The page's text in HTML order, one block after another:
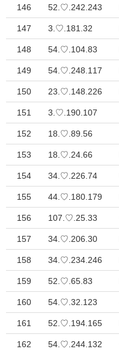
146 52.♡.242.243
147 3.♡.181.32
148 54.♡.104.83
149 54.♡.248.117
150 23.♡.148.226
151 3.♡.190.107
152 18.♡.89.56
153 18.♡.24.66
154 34.♡.226.74
155 44.♡.180.179
156 107.♡.25.33
157 34.♡.206.30
158 34.♡.234.246
159 52.♡.65.83
160 54.♡.32.123
161 52.♡.194.165
162 54.♡.244.132